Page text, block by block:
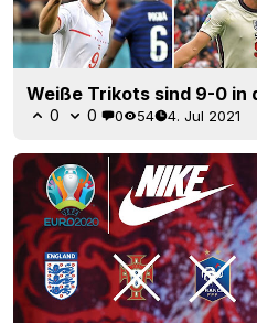
Weiße Trikots sind 9-0 in
0 0 0 54 4. Jul 2021